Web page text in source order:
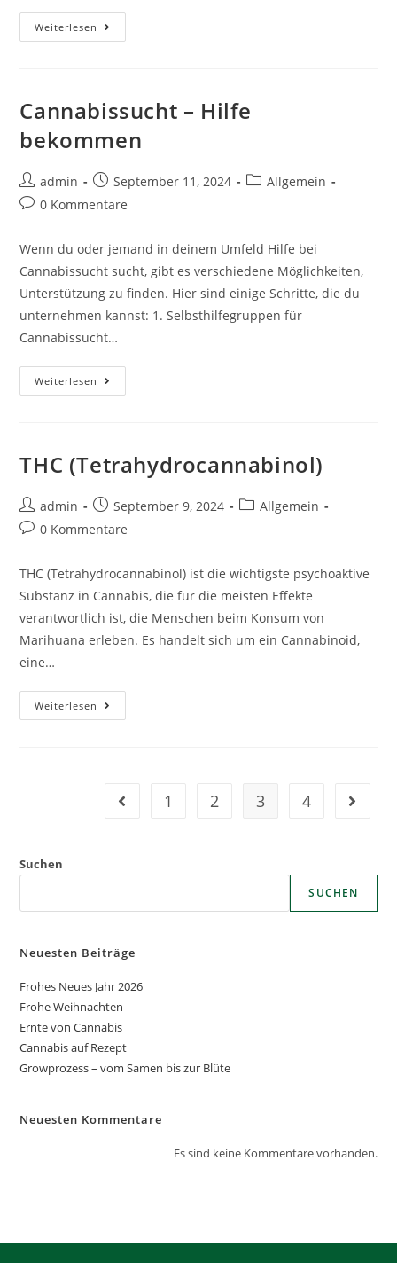
Weiterlesen
Cannabissucht – Hilfe
bekommen
admin September 11, 2024
Allgemein
0 Kommentare
Wenn du oder jemand in deinem Umfeld Hilfe bei
Cannabissucht sucht, gibt es verschiedene Möglichkeiten,
Unterstützung zu finden. Hier sind einige Schritte, die du
unternehmen kannst: 1. Selbsthilfegruppen für
Cannabissucht…
Weiterlesen
THC (Tetrahydrocannabinol)
admin September 9, 2024
Allgemein
0 Kommentare
THC (Tetrahydrocannabinol) ist die wichtigste psychoaktive
Substanz in Cannabis, die für die meisten Effekte
verantwortlich ist, die Menschen beim Konsum von
Marihuana erleben. Es handelt sich um ein Cannabinoid,
eine…
Weiterlesen
1 2 3 4
Suchen
SUCHEN
Neuesten Beiträge
Frohes Neues Jahr 2026
Frohe Weihnachten
Ernte von Cannabis
Cannabis auf Rezept
Growprozess – vom Samen bis zur Blüte
Neuesten Kommentare
Es sind keine Kommentare vorhanden.